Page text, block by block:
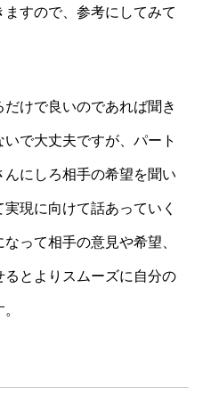
すので、参考にしてみて
けで良いのであれば聞き
で大丈夫ですが、パート
にしろ相手の希望を聞い
現に向けて話あっていく
って相手の意見や希望、
とよりスムーズに自分の